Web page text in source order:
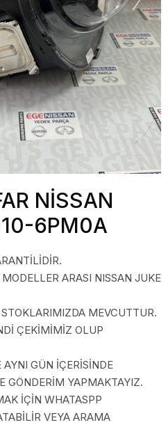
NİSSAN
6PM0A
ARASI NISSAN JUKE
MEVCUTTUR.
ÇEKİMİMİZ OLUP
GÜN İÇERİSİNDE
GÖNDERİM YAPMAKTAYIZ.
İÇİN WHATASPP
VEYA ARAMA